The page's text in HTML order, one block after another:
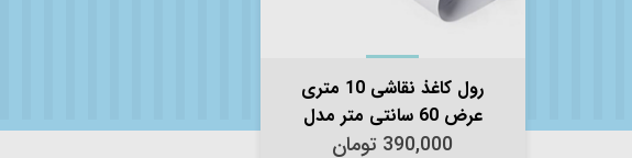
رول کاغذ نقاشی 10 متری
عرض 60 سانتی متر مدل
1060
390,000 تومان